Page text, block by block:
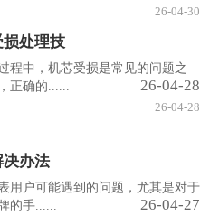
26-04-30
处理技
程中，机芯受损是常见的问题之
正确的......
26-04-28
26-04-28
决办法
用户可能遇到的问题，尤其是对于
的手......
26-04-27